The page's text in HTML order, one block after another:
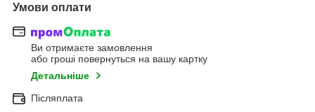
Умови оплати
Ви отримаєте замовлення
або гроші повернуться на вашу картку
Детальніше
Післяплата